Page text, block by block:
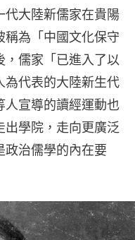
代大陸新儒家在貴陽
稱為「中國文化保守
儒家「已進入了以
為代表的大陸新生代
人宣導的讀經運動也
出學院，走向更廣泛
政治儒學的內在要